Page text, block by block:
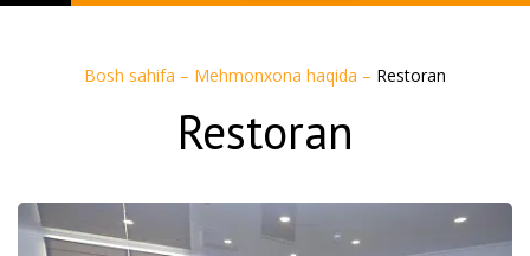
Bosh sahifa – Mehmonxona haqida – Restoran
Restoran